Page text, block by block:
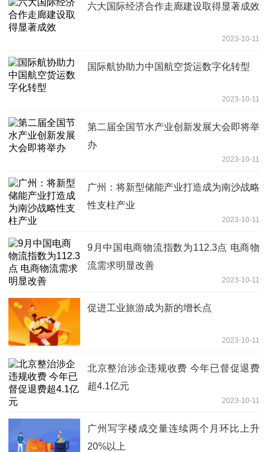
六大国际经济合作走廊建设取得显著成效
2023-10-11
国际航协助力中国航空货运数字化转型
2023-10-11
第二届全国节水产业创新发展大会即将举
办
2023-10-11
广州：将新型储能产业打造成为南沙战略
性支柱产业
2023-10-11
9月中国电商物流指数为112.3点 电商物
流需求明显改善
2023-10-11
促进工业旅游成为新的增长点
2023-10-11
北京整治涉企违规收费 今年已督促退费
超4.1亿元
2023-10-11
广州写字楼成交量连续两个月环比上升
20%以上